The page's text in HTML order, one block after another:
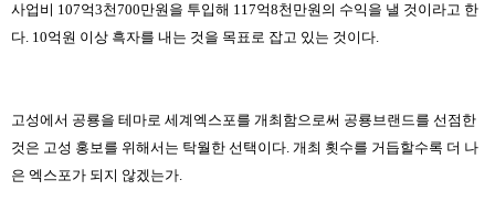
사업비 107억3천700만원을 투입해 117억8천만원의 수익을 낼 것이라고 한
다. 10억원 이상 흑자를 내는 것을 목표로 잡고 있는 것이다.
고성에서 공룡을 테마로 세계엑스포를 개최함으로써 공룡브랜드를 선점한
것은 고성 홍보를 위해서는 탁월한 선택이다. 개최 횟수를 거듭할수록 더 나
은 엑스포가 되지 않겠는가.